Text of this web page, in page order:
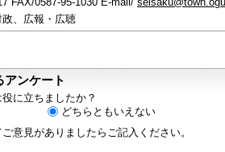
、広報・広聴
アンケート
に立ちましたか？
どちらともいえない
意見がありましたらご記入ください。